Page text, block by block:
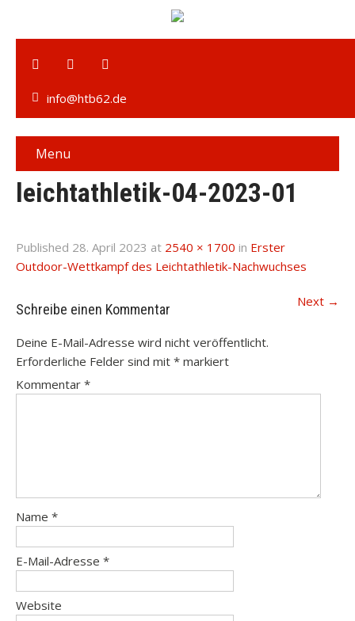
info@htb62.de
Menu
leichtathletik-04-2023-01
Published 28. April 2023 at 2540 × 1700 in Erster
Outdoor-Wettkampf des Leichtathletik-Nachwuchses
Next →
Schreibe einen Kommentar
Deine E-Mail-Adresse wird nicht veröffentlicht.
Erforderliche Felder sind mit * markiert
Kommentar *
Name *
E-Mail-Adresse *
Website